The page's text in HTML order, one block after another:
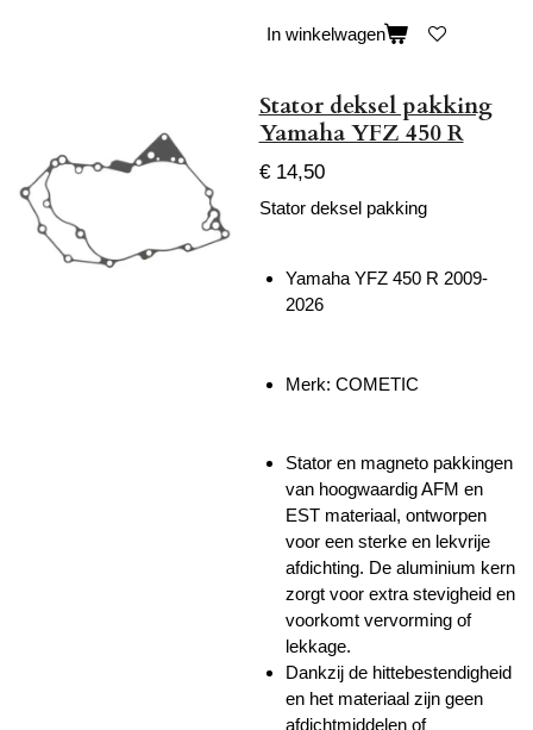
In winkelwagen
Stator deksel pakking
Yamaha YFZ 450 R
€ 14,50
Stator deksel pakking
Yamaha YFZ 450 R 2009-
2026
Merk: COMETIC
Stator en magneto pakkingen
van hoogwaardig AFM en
EST materiaal, ontworpen
voor een sterke en lekvrije
afdichting. De aluminium kern
zorgt voor extra stevigheid en
voorkomt vervorming of
lekkage.
Dankzij de hittebestendigheid
en het materiaal zijn geen
afdichtmiddelen of